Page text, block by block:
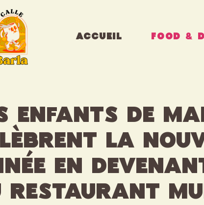
ACCUEIL FOOD &
enfants de
la
en
restaurant